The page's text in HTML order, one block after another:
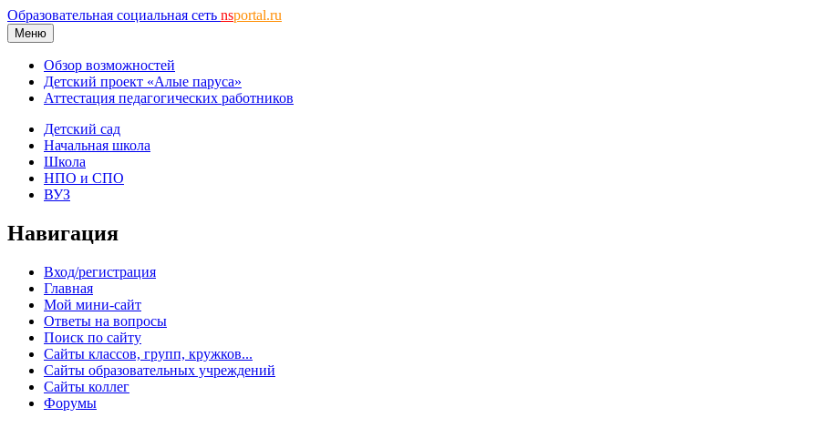
Образовательная социальная сеть nsportal.ru
Меню
Обзор возможностей
Детский проект «Алые паруса»
Аттестация педагогических работников
Детский сад
Начальная школа
Школа
НПО и СПО
ВУЗ
Навигация
Вход/регистрация
Главная
Мой мини-сайт
Ответы на вопросы
Поиск по сайту
Сайты классов, групп, кружков...
Сайты образовательных учреждений
Сайты коллег
Форумы